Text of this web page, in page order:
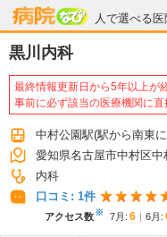
人で選べる
病院なび
黒川内科
最終情報更新日から5年以上が
事前に必ず該当の医療機関に直
中村公園駅(駅から南東
愛知県名古屋市中村区中
内科
口コミ: 1件
アクセス数※ 7月 : 6 6月 :